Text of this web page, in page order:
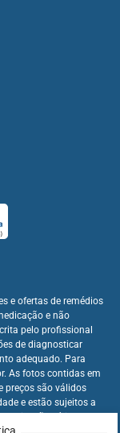
e ofertas de remédios
e não
pelo profissional
de diagnosticar
adequado. Para
As fotos contidas em
preços são válidos
e estão sujeitos a